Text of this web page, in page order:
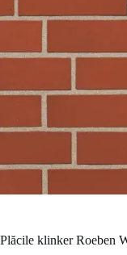
Plăcile klinker Roeben